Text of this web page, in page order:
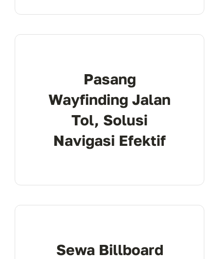
Pasang
Wayfinding Jalan
Tol, Solusi
Navigasi Efektif
Sewa Billboard